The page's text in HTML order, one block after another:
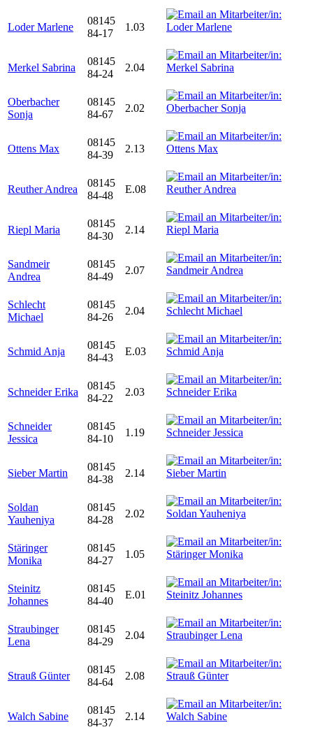
Loder Marlene
08145
84-17
1.03
Merkel Sabrina
08145
84-24
2.04
Oberbacher
Sonja
08145
84-67
2.02
Ottens Max
08145
84-39
2.13
Reuther Andrea
08145
84-48
E.08
Riepl Maria
08145
84-30
2.14
Sandmeir
Andrea
08145
84-49
2.07
Schlecht
Michael
08145
84-26
2.04
Schmid Anja
08145
84-43
E.03
Schneider Erika
08145
84-22
2.03
Schneider
Jessica
08145
84-10
1.19
Sieber Martin
08145
84-38
2.14
Soldan
Yauheniya
08145
84-28
2.02
Stäringer
Monika
08145
84-27
1.05
Steinitz
Johannes
08145
84-40
E.01
Straubinger
Lena
08145
84-29
2.04
Strauß Günter
08145
84-64
2.08
Walch Sabine
08145
84-37
2.14